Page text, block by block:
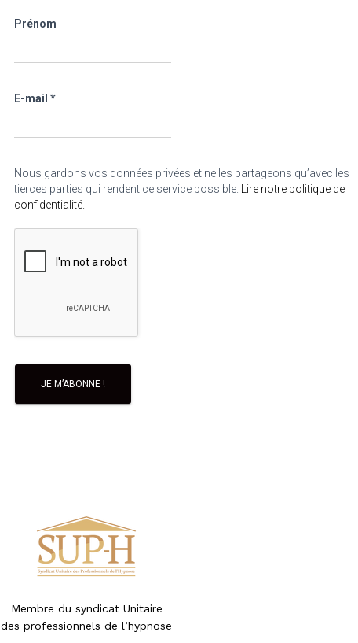
Prénom
E-mail *
Nous gardons vos données privées et ne les partageons qu’avec les
tierces parties qui rendent ce service possible.
Lire notre politique de
confidentialité.
Membre du syndicat Unitaire
des professionnels de l’hypnose